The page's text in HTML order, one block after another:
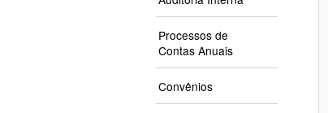
Processos de
Contas Anuais
Convênios